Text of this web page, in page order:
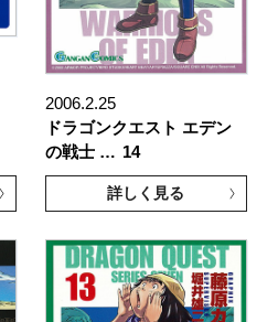
2006.2.25
ドラゴンクエスト エデン
の戦士 … 14
詳しく見る